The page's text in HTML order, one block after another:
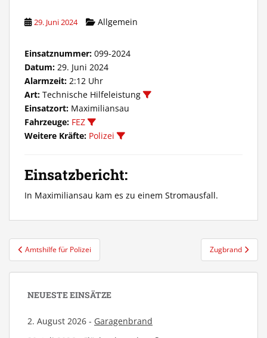
29. Juni 2024 Allgemein
Einsatznummer: 099-2024
Datum: 29. Juni 2024
Alarmzeit: 2:12 Uhr
Art: Technische Hilfeleistung
Einsatzort: Maximiliansau
Fahrzeuge: FEZ
Weitere Kräfte: Polizei
Einsatzbericht:
In Maximiliansau kam es zu einem Stromausfall.
Beitragsnavigation
Amtshilfe für Polizei Zugbrand
NEUESTE EINSÄTZE
2. August 2026 - Garagenbrand